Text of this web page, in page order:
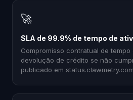
🚀
SLA de 99.9% de tempo de
Compromisso contratual de
devolução de crédito se não
publicado em